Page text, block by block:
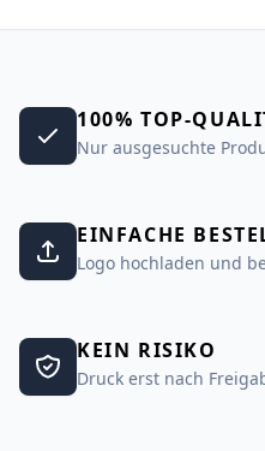
100% TOP-
Nur ausgesuchte
EINFACHE
Logo hochladen und
KEIN RISIKO
Druck erst nach